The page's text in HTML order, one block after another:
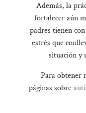
Además, la
fortalecer aún
padres tienen
estrés que
situación y
Para obtener
páginas sobre